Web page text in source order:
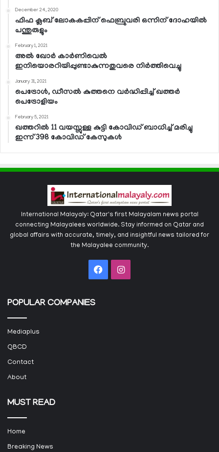
December 24, 2020
ഫിഫ ക്ലബ് ലോകകപ്പിന് ഫെബ്രുവരി ഒന്നിന് ദോഹയില്‍
പന്തുരുളും
February 1, 2021
അല്‍ ഖോര്‍ കാര്‍ണിവെല്‍
ഇനിയൊരറിയിപ്പുണ്ടാകുന്നതുവരെ നിര്‍ത്തിവെച്ചു
January 31, 2021
പെട്രോള്‍, ഡീസല്‍ കുത്തനെ വര്‍ദ്ധിപ്പിച്ച് ഖത്തര്‍
പെട്രോളിയം
February 5, 2021
ഖത്തറില്‍ 11 വയസ്സുള്ള കുട്ടി കോവിഡ് ബാധിച്ച് മരിച്ചു
ഇന്ന് 398 കോവിഡ് കേസുകള്‍
International Malayaly: Qatar's first Malayalam news portal
connecting Malayalees worldwide. Stay informed on Qatar and
global affairs with accurate, timely, and insightful news tailored for
the Malayalee community.
FacebookInstagram
POPULAR COMPANIES
Mediaplus
QBCD
Contact
About
MUST READ
Home
Breaking News